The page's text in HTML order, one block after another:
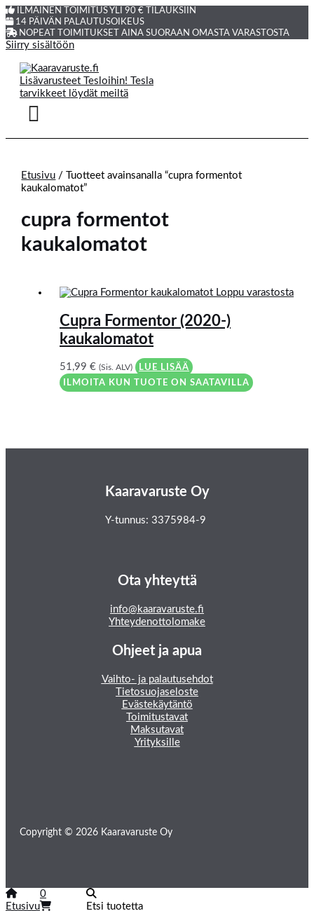
ILMAINEN TOIMITUS YLI 90 € TILAUKSIIN
14 PÄIVÄN PALAUTUSOIKEUS
NOPEAT TOIMITUKSET AINA SUORAAN OMASTA VARASTOSTA
Siirry sisältöön
Etusivu / Tuotteet avainsanalla “cupra formentot
kaukalomatot”
cupra formentot
kaukalomatot
Loppu varastosta
Cupra Formentor (2020-)
kaukalomatot
51,99€ (Sis. ALV)
LUE LISÄÄ
ILMOITA KUN TUOTE ON SAATAVILLA
Kaaravaruste Oy
Y-tunnus: 3375984-9
Ota yhteyttä
info@kaaravaruste.fi
Yhteydenottolomake
Ohjeet ja apua
Vaihto- ja palautusehdot
Tietosuojaseloste
Evästekäytäntö
Toimitustavat
Maksutavat
Yrityksille
Copyright © 2026 Kaaravaruste Oy
Etusivu
0
Etsi tuotetta